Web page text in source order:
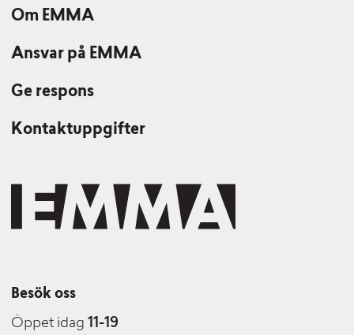
Om EMMA
Ansvar på EMMA
Ge respons
Kontaktuppgifter
Besök oss
Öppet idag 11-19